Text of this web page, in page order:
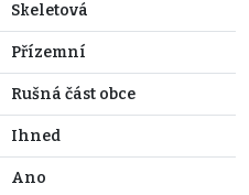
Skeletová
Přízemní
Rušná část obce
Ihned
Ano